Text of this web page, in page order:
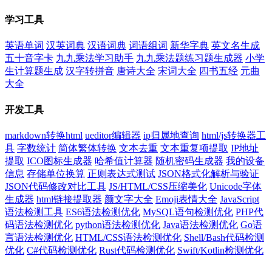
学习工具
英语单词 汉英词典 汉语词典 词语组词 新华字典 英文名生成
五十音字卡 九九乘法学习助手 九九乘法题练习题生成器 小学
生计算题生成 汉字转拼音 唐诗大全 宋词大全 四书五经 元曲
大全
开发工具
markdown转换html ueditor编辑器 ip归属地查询 html/js转换器工
具 字数统计 简体繁体转换 文本去重 文本重复项提取 IP地址
提取 ICO图标生成器 哈希值计算器 随机密码生成器 我的设备
信息 存储单位换算 正则表达式测试 JSON格式化解析与验证
JSON代码修改对比工具 JS/HTML/CSS压缩美化 Unicode字体
生成器 html链接提取器 颜文字大全 Emoji表情大全 JavaScript
语法检测工具 ES6语法检测优化 MySQL语句检测优化 PHP代
码语法检测优化 python语法检测优化 Java语法检测优化 Go语
言语法检测优化 HTML/CSS语法检测优化 Shell/Bash代码检测
优化 C#代码检测优化 Rust代码检测优化 Swift/Kotlin检测优化